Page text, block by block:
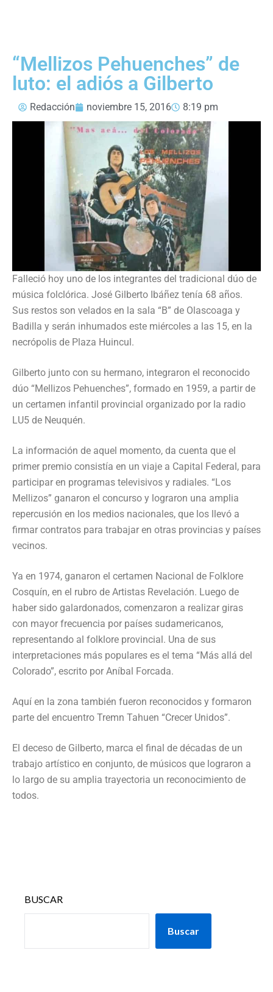
“Mellizos Pehuenches” de
luto: el adiós a Gilberto
Redacción noviembre 15, 2016 8:19 pm
Falleció hoy uno de los integrantes del tradicional dúo de
música folclórica. José Gilberto Ibáñez tenía 68 años.
Sus restos son velados en la sala “B” de Olascoaga y
Badilla y serán inhumados este miércoles a las 15, en la
necrópolis de Plaza Huincul.
Gilberto junto con su hermano, integraron el reconocido
dúo “Mellizos Pehuenches”, formado en 1959, a partir de
un certamen infantil provincial organizado por la radio
LU5 de Neuquén.
La información de aquel momento, da cuenta que el
primer premio consistía en un viaje a Capital Federal, para
participar en programas televisivos y radiales. “Los
Mellizos” ganaron el concurso y lograron una amplia
repercusión en los medios nacionales, que los llevó a
firmar contratos para trabajar en otras provincias y países
vecinos.
Ya en 1974, ganaron el certamen Nacional de Folklore
Cosquín, en el rubro de Artistas Revelación. Luego de
haber sido galardonados, comenzaron a realizar giras
con mayor frecuencia por países sudamericanos,
representando al folklore provincial. Una de sus
interpretaciones más populares es el tema “Más allá del
Colorado”, escrito por Aníbal Forcada.
Aquí en la zona también fueron reconocidos y formaron
parte del encuentro Tremn Tahuen “Crecer Unidos”.
El deceso de Gilberto, marca el final de décadas de un
trabajo artístico en conjunto, de músicos que lograron a
lo largo de su amplia trayectoria un reconocimiento de
todos.
BUSCAR
Buscar